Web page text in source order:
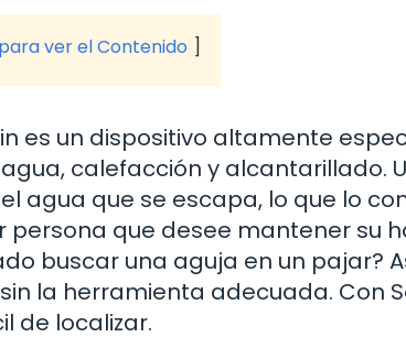
ver el Contenido
es un dispositivo altamente
calefacción y alcantarillado.
agua que se escapa, lo que lo
que desee mantener su
buscar una aguja en un pajar?
la herramienta adecuada. Con
de localizar.